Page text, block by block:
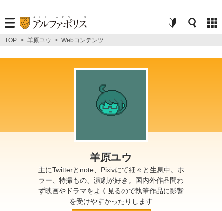
TOP > 羊原ユウ > Webコンテンツ
羊原ユウ
主にTwitterとnote、Pixivにて細々と生息中。ホ
ラー、特撮もの、演劇が好き。国内外作品問わ
ず映画やドラマをよく見るので執筆作品に影響
を受けやすかったりします